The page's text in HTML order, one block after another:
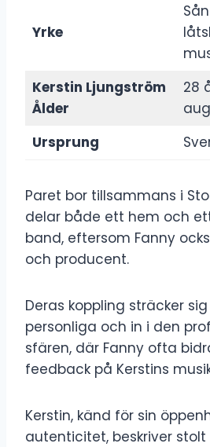
Yrke
Kerstin Ljungström
Ålder
28
Ursprung
Paret bor tillsammans i
delar både ett hem och
band, eftersom Fanny
och producent.
Deras koppling sträcker
personliga och in i den
sfären, där Fanny ofta
feedback på Kerstins
Kerstin, känd för sin
autenticitet, beskriver stolt